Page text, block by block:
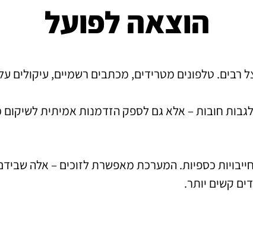
הוצאה לפועל
טלפונים מטרידים, מכתבים רשמיים, עיקולים על
חובות – אלא גם לספק הזדמנות אמיתית לשיקום
כספיות. המערכת מאפשרת לזוכים – אלה
קשים יותר.